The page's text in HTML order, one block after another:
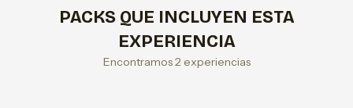
PACKS QUE INCLUYEN ESTA
EXPERIENCIA
Encontramos 2 experiencias